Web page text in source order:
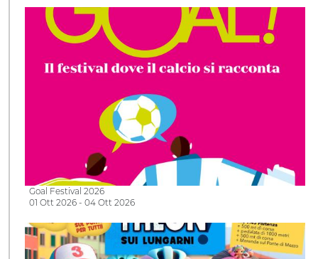
Goal Festival 2026
01 Ott 2026 - 04 Ott 2026